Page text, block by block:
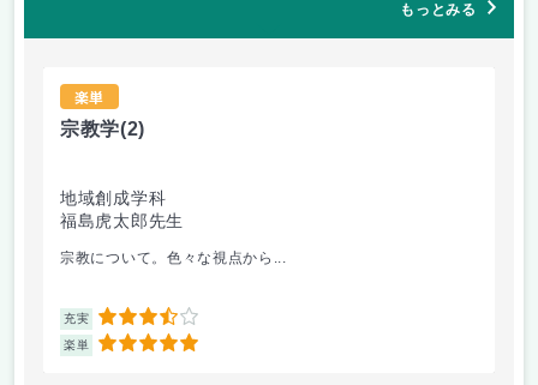
もっとみる
楽単
宗教学(2)
地域創成学科
福島虎太郎先生
宗教について。色々な視点から...
充実 3.5
楽単 5